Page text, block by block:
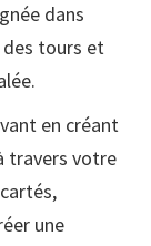
dans
des tours et
en créant
travers votre
une